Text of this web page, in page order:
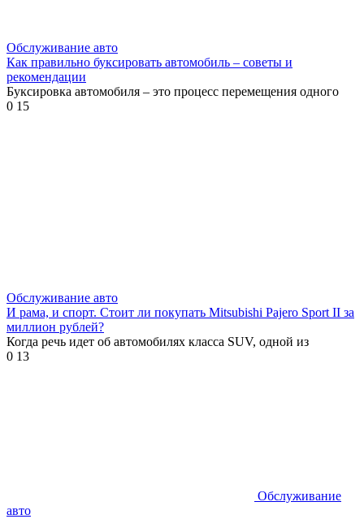
Обслуживание авто
Как правильно буксировать автомобиль – советы и
рекомендации
Буксировка автомобиля – это процесс перемещения одного
0 15
Обслуживание авто
И рама, и спорт. Стоит ли покупать Mitsubishi Pajero Sport II за
миллион рублей?
Когда речь идет об автомобилях класса SUV, одной из
0 13
Обслуживание
авто